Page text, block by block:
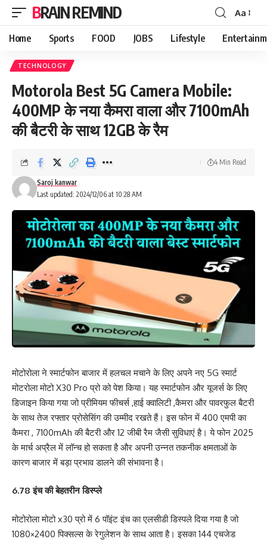
BRAIN REMIND
Font
Resizer
Aa
Home Sports FOOD JOBS Lifestyle
TECHNOLOGY
Motorola Best 5G Camera Mobile:
400MP के नया कैमरा वाला और 7100mAh
की बैटरी के साथ 12GB के रैम
Last updated: 2024/12/06 at 10:28 AM
Saroj kanwar
4 Min Read
मोटोरोला ने स्मार्टफोन बाजार में हलचल मचाने के लिए अपने नए 5G स्मार्ट
मोटरोला मोटो X30 Pro प्रो को पेश किया। यह स्मार्टफोन और यूजर्स के लिए
डिजाइन किया गया जो प्रीमियम फीचर्स ,हाई क्वालिटी ,कैमरा और पावरफुल बैटरी
के साथ तेज रफ्तार प्रोसेसिंग की उम्मीद रखते हैं। इस फोन में 400 एमपी का
कैमरा , 7100mAh की बैटरी और 12 जीबी रैम जैसी सुविधाएं है। ये फोन 2025
के मार्च अप्रैल में लॉन्च हो सकता है और अपनी उन्नत तकनीक क्षमताओं के
कारण बाजार में बड़ा प्रभाव डालने की संभावना है।
6.78 इंच की बेहतरीन डिस्प्ले
मोटोरोला मोटो x30 प्रो में 6 पॉइंट इंच का एलसीडी डिस्पले दिया गया है जो
1080×2400 पिक्सल्स के रेगुलेशन के साथ आता है। इसका 144 एचजेड